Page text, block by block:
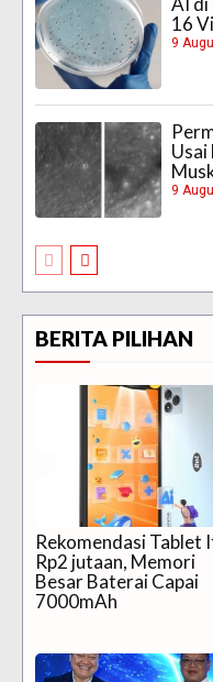
16
9
Usai
9
BERITA PILIHAN
Rekomendasi Tablet
Rp2 jutaan, Memori
Besar Baterai Capai
7000mAh